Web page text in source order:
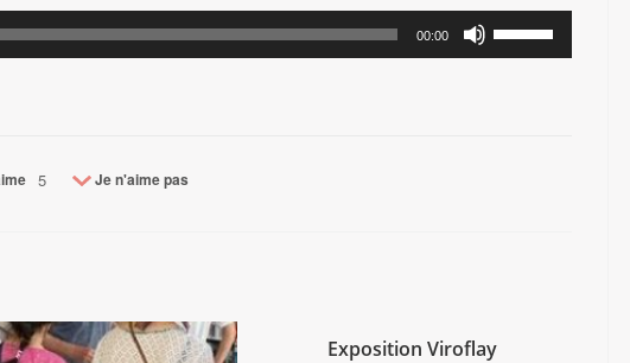
00:00
5 Je n'aime pas
Exposition Viroflay